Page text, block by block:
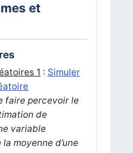
et
1 : Simuler
faire percevoir le
de
variable
moyenne d’une